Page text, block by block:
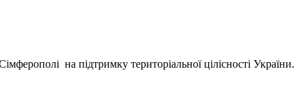
на підтримку територіальної цілісності України.